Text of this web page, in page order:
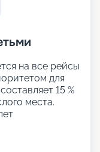
на все рейсы
для
15 %
места.